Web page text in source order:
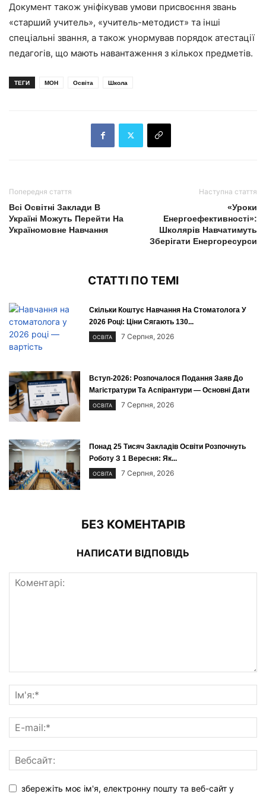
Документ також уніфікував умови присвоєння звань
«старший учитель», «учитель-методист» та інші
спеціальні звання, а також унормував порядок атестації
педагогів, що мають навантаження з кількох предметів.
ТЕГИ МОН Освіта Школа
Попередня стаття
Всі Освітні Заклади В
Україні Можуть Перейти На
Україномовне Навчання
Наступна стаття
«Уроки
Енергоефективності»:
Школярів Навчатимуть
Зберігати Енергоресурси
СТАТТІ ПО ТЕМІ
Скільки Коштує Навчання На Стоматолога У
2026 Році: Ціни Сягають 130...
ОСВІТА 7 Серпня, 2026
Вступ-2026: Розпочалося Подання Заяв До
Магістратури Та Аспірантури — Основні Дати
ОСВІТА 7 Серпня, 2026
Понад 25 Тисяч Закладів Освіти Розпочнуть
Роботу З 1 Вересня: Як...
ОСВІТА 7 Серпня, 2026
БЕЗ КОМЕНТАРІВ
НАПИСАТИ ВІДПОВІДЬ
збережіть моє ім'я, електронну пошту та веб-сайт у